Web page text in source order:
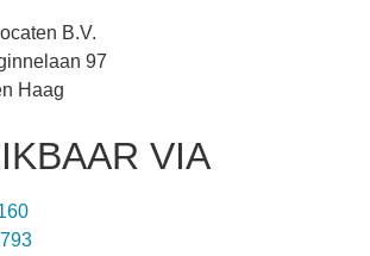
B.V.
97
Haag
VIA